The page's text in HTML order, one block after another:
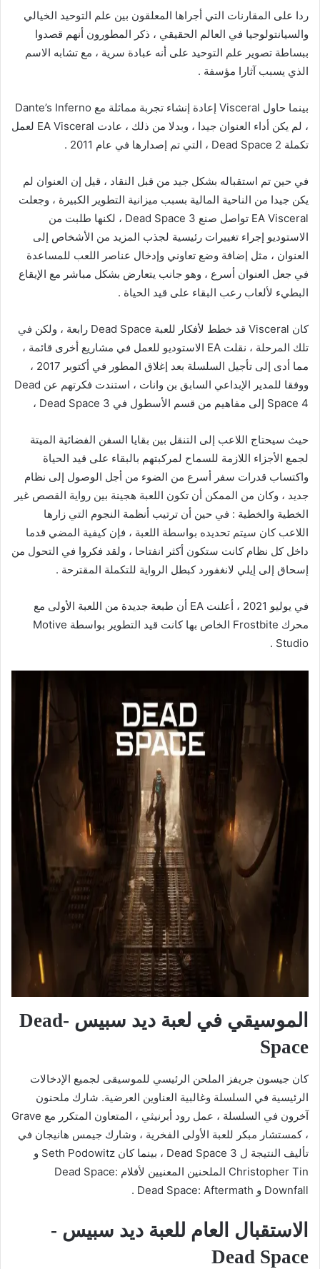
ردا على المقارنات التي أجراها المعلقون بين علم التوحيد الخيالي
والسيانتولوجيا في العالم الحقيقي ، ذكر المطورون أنهم قصدوا
ببساطة تصوير علم التوحيد على أنه عبادة سرية ، مع تشابه الاسم
الذي يسبب آثارا مؤسفة .
بينما حاول Visceral إعادة إنشاء تجربة مماثلة مع Dante’s Inferno
، لم يكن أداء العنوان جيدا ، وبدلا من ذلك ، عادت EA Visceral لعمل
تكملة Dead Space 2 ، التي تم إصدارها في عام 2011 .
في حين تم استقباله بشكل جيد من قبل النقاد ، قيل إن العنوان لم
يكن جيدا من الناحية المالية بسبب ميزانية التطوير الكبيرة ، وجعلت
EA Visceral تواصل صنع Dead Space 3 ، لكنها طلبت من
الاستوديو إجراء تغييرات رئيسية لجذب المزيد من الأشخاص إلى
العنوان ، مثل إضافة وضع تعاوني وإدخال عناصر اللعب للمساعدة
في جعل العنوان أسرع ، وهو جانب يتعارض بشكل مباشر مع الإيقاع
البطيء لألعاب رعب البقاء على قيد الحياة .
كان Visceral قد خطط لأفكار للعبة Dead Space رابعة ، ولكن في
تلك المرحلة ، نقلت EA الاستوديو للعمل في مشاريع أخرى قائمة ،
مما أدى إلى تأجيل السلسلة بعد إغلاق المطور في أكتوبر 2017 ،
ووفقا للمدير الإبداعي السابق بن وانات ، استندت فكرتهم عن Dead
Space 4 إلى مفاهيم من قسم الأسطول في Dead Space 3 ،
حيث سيحتاج اللاعب إلى التنقل بين بقايا السفن الفضائية الميتة
لجمع الأجزاء اللازمة للسماح لمركبتهم بالبقاء على قيد الحياة
واكتساب قدرات سفر أسرع من الضوء من أجل الوصول إلى نظام
جديد ، وكان من الممكن أن تكون اللعبة هجينة بين رواية القصص غير
الخطية والخطية : في حين أن ترتيب أنظمة النجوم التي زارها
اللاعب كان سيتم تحديده بواسطة اللعبة ، فإن كيفية المضي قدما
داخل كل نظام كانت ستكون أكثر انفتاحا ، ولقد فكروا في التحول من
إسحاق إلى إيلي لانغفورد كبطل الرواية للتكملة المقترحة .
في يوليو 2021 ، أعلنت EA أن طبعة جديدة من اللعبة الأولى مع
محرك Frostbite الخاص بها كانت قيد التطوير بواسطة Motive
Studio .
الموسيقي في لعبة ديد سبيس -Dead
Space
كان جيسون جريفز الملحن الرئيسي للموسيقى لجميع الإدخالات
الرئيسية في السلسلة وغالبية العناوين العرضية. شارك ملحنون
آخرون في السلسلة ، عمل رود أبرنيثي ، المتعاون المتكرر مع Grave
، كمستشار مبكر للعبة الأولى الفخرية ، وشارك جيمس هانيجان في
تأليف النتيجة ل Dead Space 3 ، بينما كان Seth Podowitz و
Christopher Tin الملحنين المعنيين لأفلام Dead Space:
Downfall و Dead Space: Aftermath .
الاستقبال العام للعبة ديد سبيس -
Dead Space